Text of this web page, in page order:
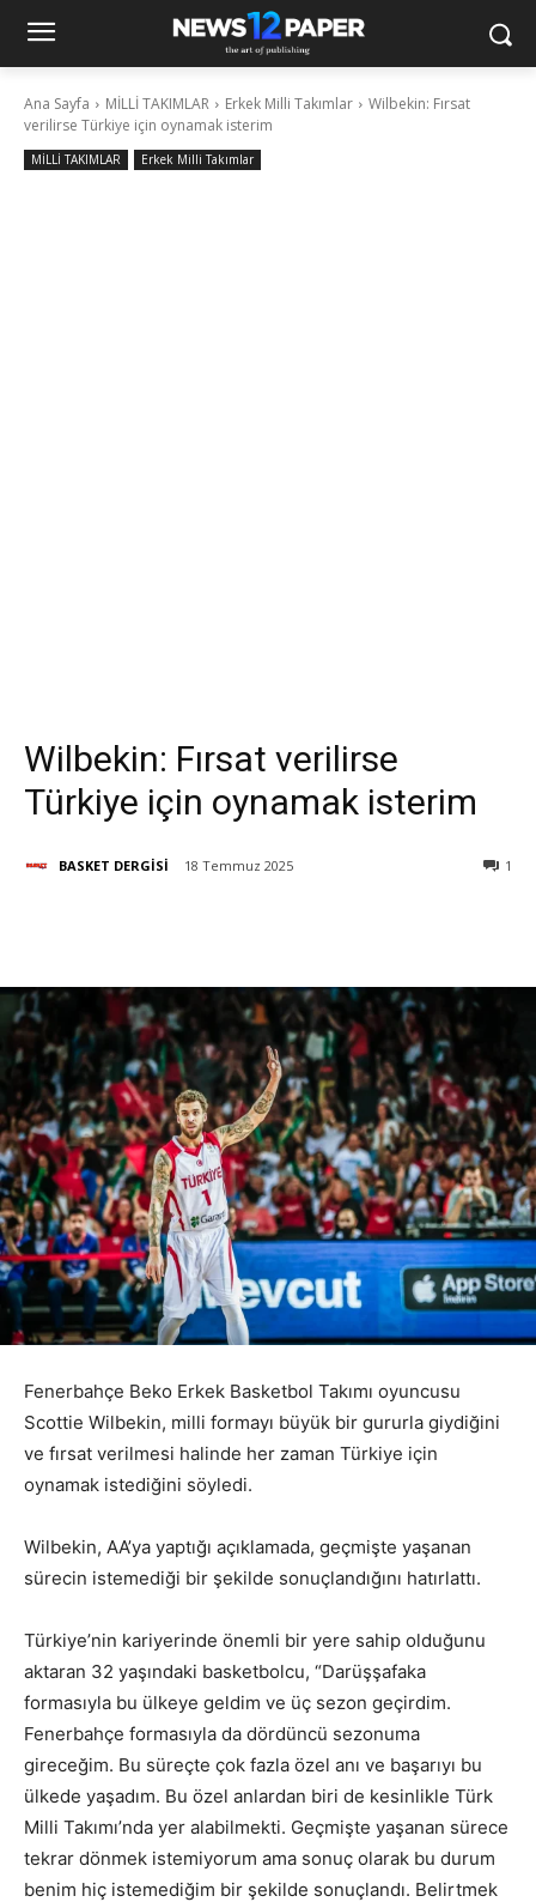
Ana Sayfa MİLLİ TAKIMLAR Erkek Milli Takımlar
Wilbekin: Fırsat
verilirse Türkiye için oynamak isterim
MİLLİ TAKIMLAR Erkek Milli Takımlar
Wilbekin: Fırsat verilirse
Türkiye için oynamak isterim
BASKET DERGİSİ 18 Temmuz 2025 1
Fenerbahçe Beko Erkek Basketbol Takımı oyuncusu
Scottie Wilbekin, milli formayı büyük bir gururla giydiğini
ve fırsat verilmesi halinde her zaman Türkiye için
oynamak istediğini söyledi.
Wilbekin, AA’ya yaptığı açıklamada, geçmişte yaşanan
sürecin istemediği bir şekilde sonuçlandığını hatırlattı.
Türkiye’nin kariyerinde önemli bir yere sahip olduğunu
aktaran 32 yaşındaki basketbolcu, “Darüşşafaka
formasıyla bu ülkeye geldim ve üç sezon geçirdim.
Fenerbahçe formasıyla da dördüncü sezonuma
gireceğim. Bu süreçte çok fazla özel anı ve başarıyı bu
ülkede yaşadım. Bu özel anlardan biri de kesinlikle Türk
Milli Takımı’nda yer alabilmekti. Geçmişte yaşanan sürece
tekrar dönmek istemiyorum ama sonuç olarak bu durum
benim hiç istemediğim bir şekilde sonuçlandı. Belirtmek